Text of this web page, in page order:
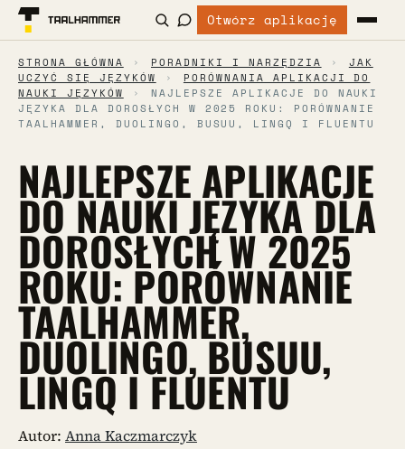
Otwórz aplikację
STRONA GŁÓWNA › PORADNIKI I NARZĘDZIA ›
JAK
UCZYĆ SIĘ JĘZYKÓW
›
PORÓWNANIA APLIKACJI DO
NAUKI JĘZYKÓW
›
NAJLEPSZE APLIKACJE DO NAUKI
JĘZYKA DLA DOROSŁYCH W 2025 ROKU: PORÓWNANIE
TAALHAMMER, DUOLINGO, BUSUU, LINGQ I FLUENTU
NAJLEPSZE APLIKACJE
DO NAUKI JĘZYKA DLA
DOROSŁYCH W 2025
ROKU: PORÓWNANIE
TAALHAMMER,
DUOLINGO, BUSUU,
LINGQ I FLUENTU
Autor: Anna Kaczmarczyk